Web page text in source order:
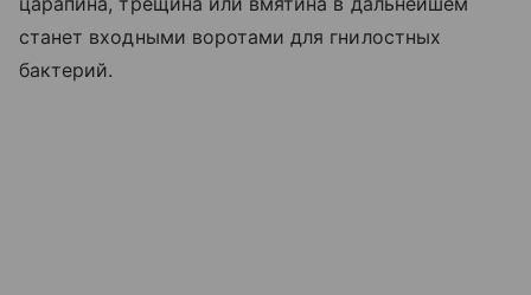
станет входными воротами для гнилостных
бактерий.